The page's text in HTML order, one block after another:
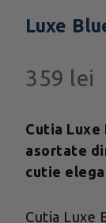
Luxe
359 lei
Cutia Luxe
asortate
cutie
Cutia Luxe